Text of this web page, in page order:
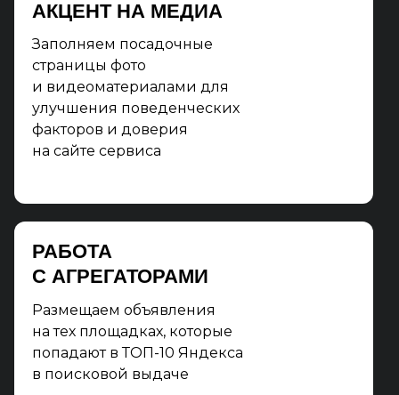
АКЦЕНТ НА МЕДИА
Заполняем посадочные
страницы фото
и видеоматериалами для
улучшения поведенческих
факторов и доверия
на сайте сервиса
РАБОТА
С АГРЕГАТОРАМИ
Размещаем объявления
на тех площадках, которые
попадают в ТОП-10 Яндекса
в поисковой выдаче